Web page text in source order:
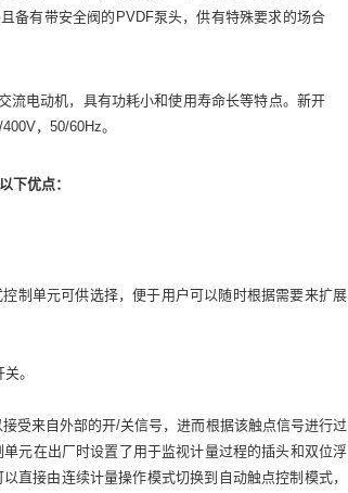
备有带安全阀的PVDF泵头，供有特殊要求的场合
流电动机，具有功耗小和使用寿命长等特点。新开
，50/60Hz。
下优点：
制单元可供选择，便于用户可以随时根据需要来扩展
。
受来自外部的开/关信号，进而根据该触点信号进行过
元在出厂时设置了用于监视计量过程的插头和双位浮
直接由连续计量操作模式切换到自动触点控制模式，